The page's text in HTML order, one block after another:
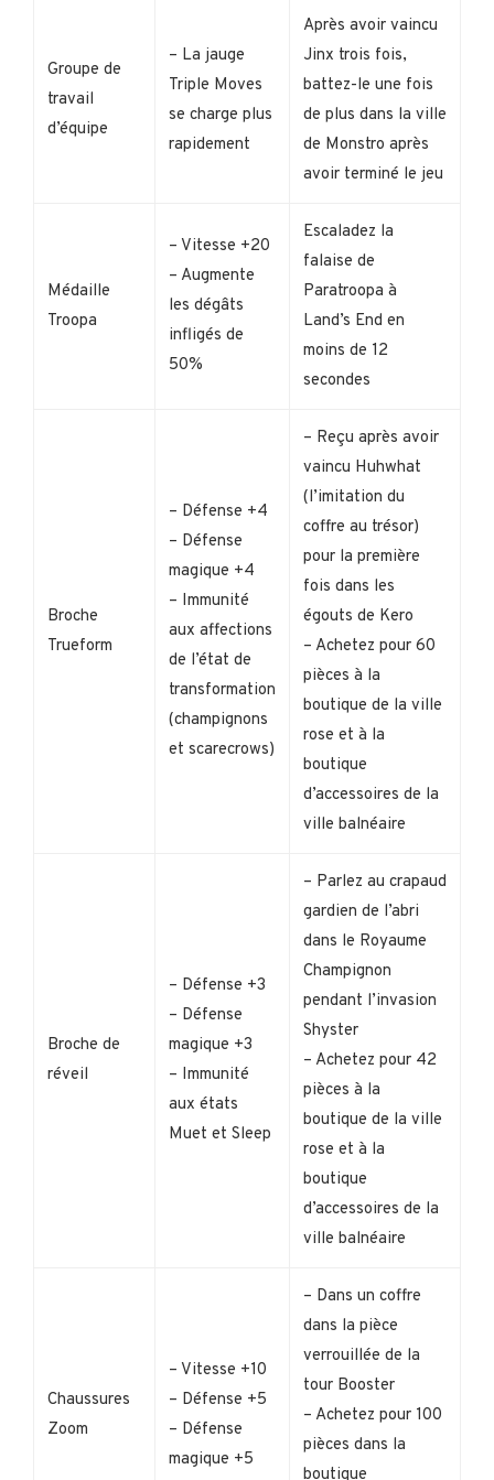
Groupe de
travail
d’équipe
– La jauge
Triple Moves
se charge plus
rapidement
Après avoir vaincu
Jinx trois fois,
battez-le une fois
de plus dans la ville
de Monstro après
avoir terminé le jeu
Médaille
Troopa
– Vitesse +20
– Augmente
les dégâts
infligés de
50%
Escaladez la
falaise de
Paratroopa à
Land’s End en
moins de 12
secondes
Broche
Trueform
– Défense +4
– Défense
magique +4
– Immunité
aux affections
de l’état de
transformation
(champignons
et scarecrows)
– Reçu après avoir
vaincu Huhwhat
(l’imitation du
coffre au trésor)
pour la première
fois dans les
égouts de Kero
– Achetez pour 60
pièces à la
boutique de la ville
rose et à la
boutique
d’accessoires de la
ville balnéaire
Broche de
réveil
– Défense +3
– Défense
magique +3
– Immunité
aux états
Muet et Sleep
– Parlez au crapaud
gardien de l’abri
dans le Royaume
Champignon
pendant l’invasion
Shyster
– Achetez pour 42
pièces à la
boutique de la ville
rose et à la
boutique
d’accessoires de la
ville balnéaire
Chaussures
Zoom
– Vitesse +10
– Défense +5
– Défense
magique +5
– Dans un coffre
dans la pièce
verrouillée de la
tour Booster
– Achetez pour 100
pièces dans la
boutique